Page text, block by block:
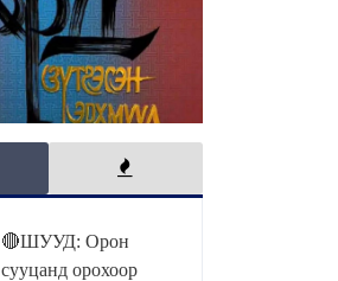
🔴ШУУД: Орон
сууцанд орохоор